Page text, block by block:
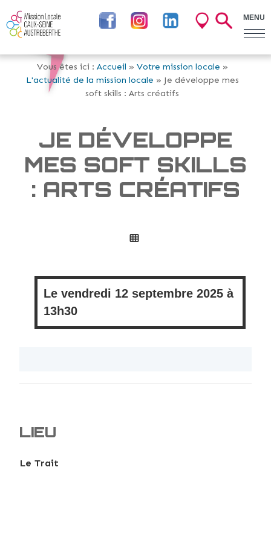
MENU
Vous êtes ici : Accueil » Votre mission locale »
L'actualité de la mission locale » Je développe mes
soft skills : Arts créatifs
JE DÉVELOPPE
MES SOFT SKILLS
: ARTS CRÉATIFS
Le vendredi 12 septembre 2025 à
13h30
LIEU
Le Trait